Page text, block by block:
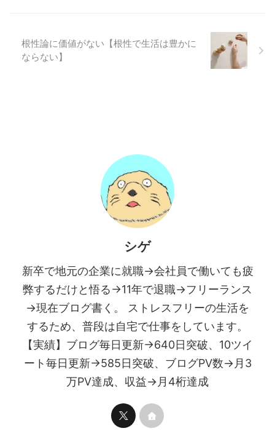
根性論に価値がない【根性で生活は豊かに
ならない】
シゲ
新卒で地元の企業に就職→会社員で働いても疲
弊するだけと悟る→11年で退職→フリーランス
→現在ブログ書く。 ストレスフリーの生活を
するため、普段は自宅で仕事をしています。
【実績】ブログ毎日更新→640日突破、10ツイ
ート毎日更新→585日突破、ブログPV数→月3
万PV達成、収益→月4桁達成